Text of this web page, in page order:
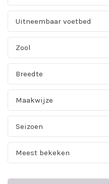
Uitneembaar voetbed
Zool
Breedte
Maakwijze
Seizoen
Meest bekeken